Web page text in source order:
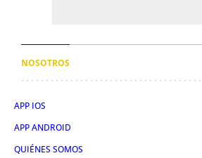
NOSOTROS
APP IOS
APP ANDROID
QUIÉNES SOMOS